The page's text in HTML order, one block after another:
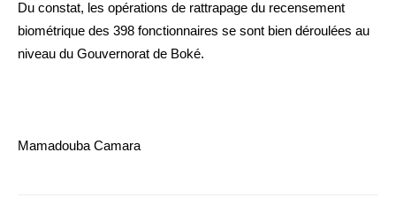
Du constat, les opérations de rattrapage du recensement
biométrique des 398 fonctionnaires se sont bien déroulées au
niveau du Gouvernorat de Boké.
Mamadouba Camara